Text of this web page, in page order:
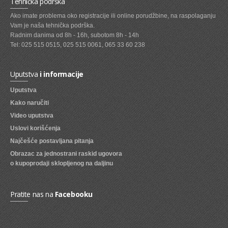
SVEZE VOCE
SVEZE POVRCE
DZEMOVI, MARMALADE I MED
BOMBONI
ZVAKE
LIZALICE
COKOLADE
KREMOVI
BOMBONJERE I PRALINE
MALE COKOLADE I BAROVI
KEKSOVI
KEKS STRUDLE
Ako imate problema oko registracije ili online porudžbine, na raspolaganju
Vam je naša tehnička podrška.
Radnim danima od 8h - 16h, subotom 8h - 14h
Tel: 025 515 0515, 025 515 0061, 065 33 60 238
Uputstvai informacije
Uputstva
Kako naručiti
Video uputstva
Uslovi korišćenja
Najčešće postavljana pitanja
Obrazac za jednostrani raskid ugovora
o kupoprodaji sklopljenog na daljinu
Pratite nas na Facebooku